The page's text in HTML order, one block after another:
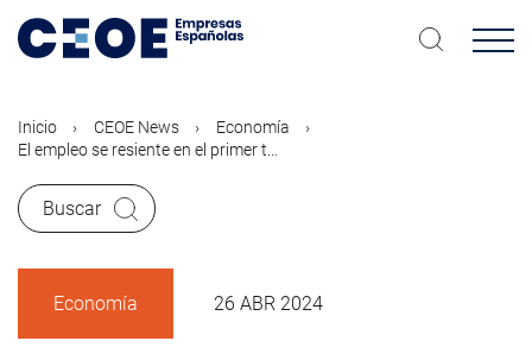
contenido
Inicio CEOE News
Economía
El empleo se resiente en el primer t...
Buscar
Economía 26 ABR 2024